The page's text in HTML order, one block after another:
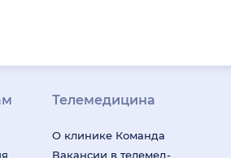
Телемедицина
О клинике Команда
Вакансии в телемед-